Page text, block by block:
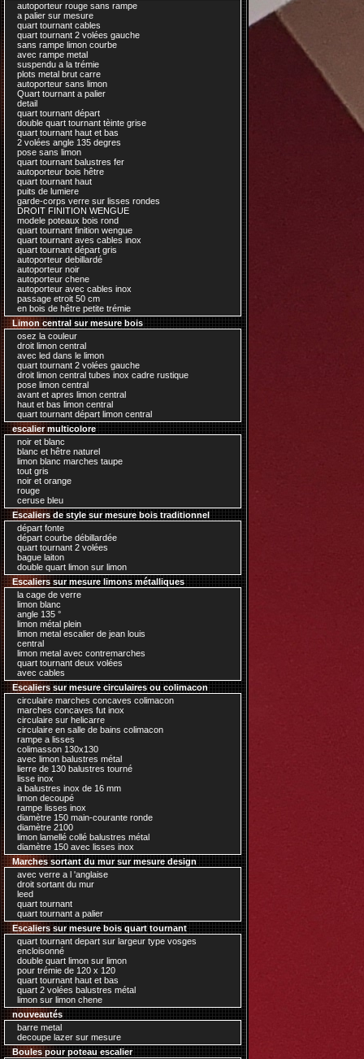
autoporteur rouge sans rampe
a palier sur mesure
quart tournant cables
quart tournant 2 volées gauche
sans rampe limon courbe
avec rampe metal
suspendu a la trémie
plots metal brut carre
autoporteur sans limon
Quart tournant a palier
detail
quart tournant départ
double quart tournant tèinte grise
quart tournant haut et bas
2 volées angle 135 degres
pose sans limon
quart tournant balustres fer
autoporteur bois hêtre
quart tournant haut
puits de lumiere
garde-corps verre sur lisses rondes
DROIT FINITION WENGUE
modele poteaux bois rond
quart tournant finition wengue
quart tournant aves cables inox
quart tournant départ gris
autoporteur debillardé
autoporteur noir
autoporteur chene
autoporteur avec cables inox
passage etroit 50 cm
en bois de hêtre petite trémie
Limon central sur mesure bois
osez la couleur
droit limon central
avec led dans le limon
quart tournant 2 volées gauche
droit limon central tubes inox cadre rustique
pose limon central
avant et apres limon central
haut et bas limon central
quart tournant départ limon central
escalier multicolore
noir et blanc
blanc et hêtre naturel
limon blanc marches taupe
tout gris
noir et orange
rouge
ceruse bleu
Escaliers de style sur mesure bois traditionnel
départ fonte
départ courbe débillardée
quart tournant 2 volées
bague laiton
double quart limon sur limon
Escaliers sur mesure limons métalliques
la cage de verre
limon blanc
angle 135 °
limon métal plein
limon metal escalier de jean louis
central
limon metal avec contremarches
quart tournant deux volées
avec cables
Escaliers sur mesure circulaires ou colimacon
circulaire marches concaves colimacon
marches concaves fut inox
circulaire sur helicarre
circulaire en salle de bains colimacon
rampe a lisses
colimasson 130x130
avec limon balustres métal
lierre de 130 balustres tourné
lisse inox
a balustres inox de 16 mm
limon decoupé
rampe lisses inox
diamètre 150 main-courante ronde
diamètre 2100
limon lamellé collé balustres métal
diamètre 150 avec lisses inox
Marches sortant du mur sur mesure design
avec verre a l 'anglaise
droit sortant du mur
leed
quart tournant
quart tournant a palier
Escaliers sur mesure bois quart tournant
quart tournant depart sur largeur type vosges
encloisonné
double quart limon sur limon
pour trémie de 120 x 120
quart tournant haut et bas
quart 2 volées balustres métal
limon sur limon chene
nouveautés
barre metal
decoupe lazer sur mesure
Boules pour poteau escalier